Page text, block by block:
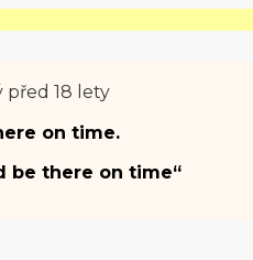
před 18 lety
on time.
be there on time“